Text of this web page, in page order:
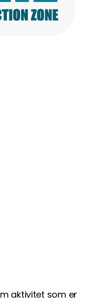
aktivitet som er